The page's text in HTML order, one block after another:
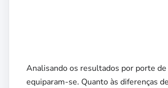
Analisando os resultados por porte
equiparam-se. Quanto às diferenças